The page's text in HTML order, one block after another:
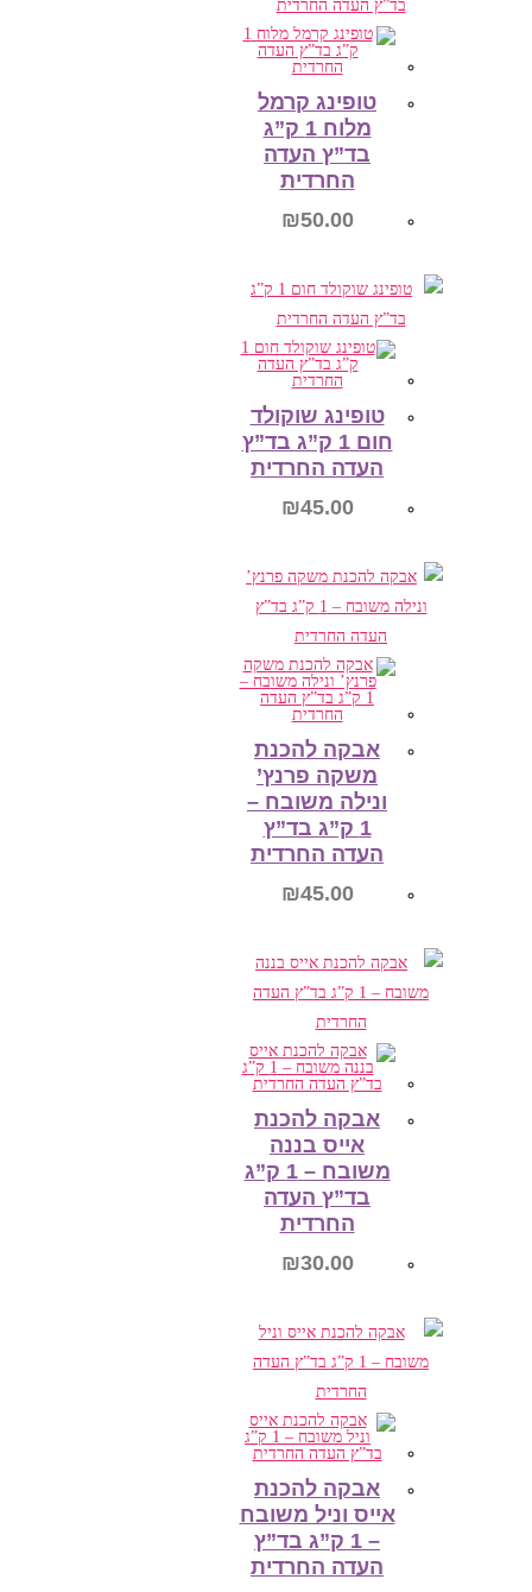
הוספה לסל
טופינג קרמל
מלוח 1 ק”ג
בד”ץ העדה
החרדית
₪50.00
הוספה לסל
טופינג שוקולד
חום 1 ק”ג בד”ץ
העדה החרדית
₪45.00
הוספה לסל
אבקה להכנת
משקה פרנץ’
ונילה משובח –
1 ק”ג בד”ץ
העדה החרדית
₪45.00
הוספה לסל
אבקה להכנת
אייס בננה
משובח – 1 ק”ג
בד”ץ העדה
החרדית
₪30.00
הוספה לסל
אבקה להכנת
אייס וניל משובח
– 1 ק”ג בד”ץ
העדה החרדית